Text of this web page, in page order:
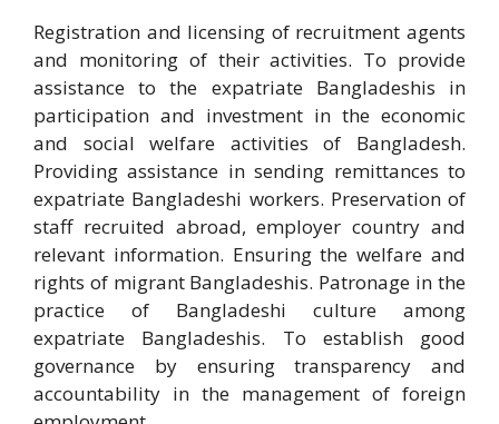
Registration and licensing of recruitment agents
and monitoring of their activities. To provide
assistance to the expatriate Bangladeshis in
participation and investment in the economic
and social welfare activities of Bangladesh.
Providing assistance in sending remittances to
expatriate Bangladeshi workers. Preservation of
staff recruited abroad, employer country and
relevant information. Ensuring the welfare and
rights of migrant Bangladeshis. Patronage in the
practice of Bangladeshi culture among
expatriate Bangladeshis. To establish good
governance by ensuring transparency and
accountability in the management of foreign